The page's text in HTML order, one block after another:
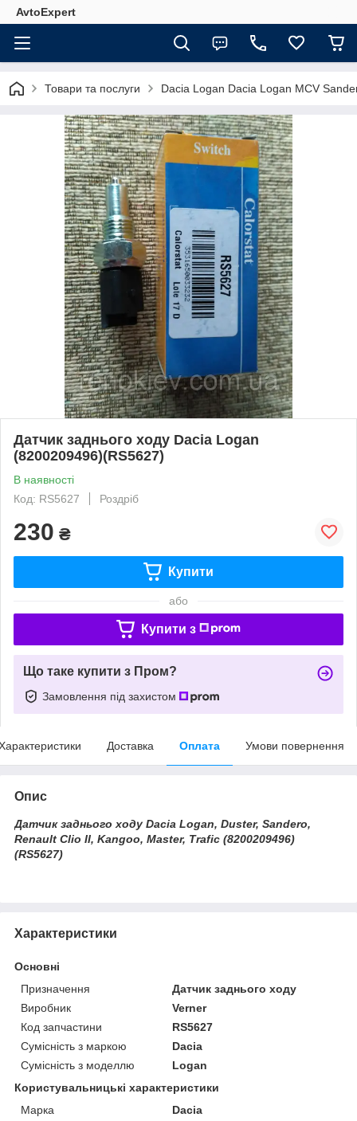
AvtoExpert
Товари та послуги Dacia Logan Dacia Logan MCV
Датчик заднього ходу Dacia Logan
(8200209496)(RS5627)
В наявності
Код: RS5627
Роздріб
230 ₴
Купити
або
Купити з
Що таке купити з Пром?
Замовлення під захистом
Доставка Оплата Умови повернення
Опис
Датчик заднього ходу Dacia Logan, Duster, Sandero,
Renault Clio II, Kangoo, Master, Trafic (8200209496)
(RS5627)
Характеристики
Основні
Призначення
Датчик заднього ходу
Виробник
Verner
Код запчастини
RS5627
Сумісність з маркою
Dacia
Сумісність з моделлю
Logan
Користувальницькі характеристики
Марка
Dacia